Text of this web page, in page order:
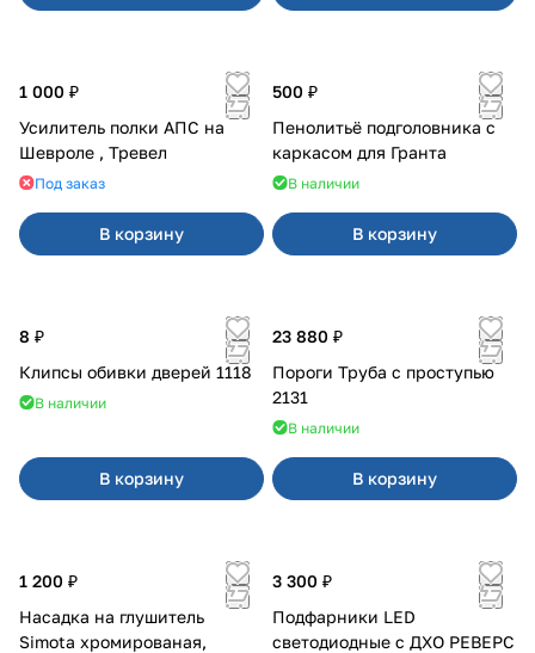
1 000 ₽
Усилитель полки АПС на
Шевроле , Тревел
Под заказ
В корзину
500 ₽
Пенолитьё подголовника с
каркасом для Гранта
В наличии
В корзину
8 ₽
Клипсы обивки дверей 1118
В наличии
В корзину
23 880 ₽
Пороги Труба с проступью
2131
В наличии
В корзину
1 200 ₽
Насадка на глушитель
Simota хромированая,
3 300 ₽
Подфарники LED
светодиодные с ДХО РЕВЕРС